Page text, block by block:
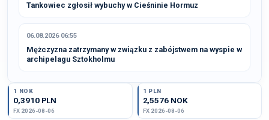
Tankowiec zgłosił wybuchy w Cieśninie Hormuz
06.08.2026 06:55
Mężczyzna zatrzymany w związku z zabójstwem na wyspie w
archipelagu Sztokholmu
1 NOK
0,3910 PLN
FX 2026-08-06
1 PLN
2,5576 NOK
FX 2026-08-06